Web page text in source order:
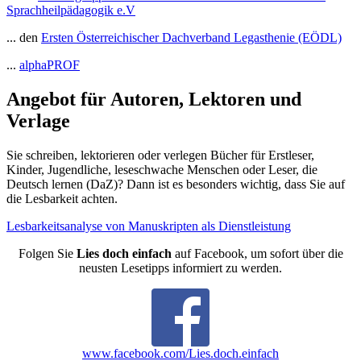
Sprachheilpädagogik e.V
... den Ersten Österreichischer Dachverband Legasthenie (EÖDL)
... alphaPROF
Angebot für Autoren, Lektoren und
Verlage
Sie schreiben, lektorieren oder verlegen Bücher für Erstleser,
Kinder, Jugendliche, leseschwache Menschen oder Leser, die
Deutsch lernen (DaZ)? Dann ist es besonders wichtig, dass Sie auf
die Lesbarkeit achten.
Lesbarkeitsanalyse von Manuskripten als Dienstleistung
Folgen Sie Lies doch einfach auf Facebook, um sofort über die
neusten Lesetipps informiert zu werden.
www.facebook.com/Lies.doch.einfach